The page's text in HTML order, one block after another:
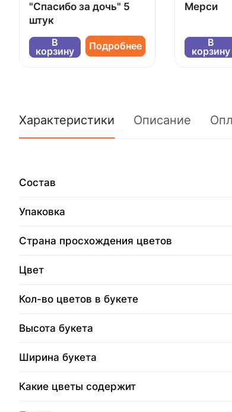
"Спасибо за дочь" 5
штук
В
корзину
Подробнее
Мерси
В
корзину
Характеристики Описание
Состав
Упаковка
Страна просхождения цветов
Цвет
Кол-во цветов в букете
Высота букета
Ширина букета
Какие цветы содержит